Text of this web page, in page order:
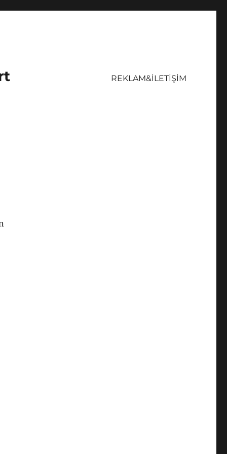
REKLAM&İLETİŞİM